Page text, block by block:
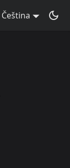
Čeština